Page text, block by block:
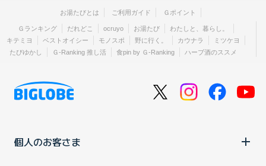
お湯たびとは ご利用ガイド Ｇポイント
Ｇランキング だれどこ ocruyo お湯たび
わたしと、暮らし。
キテミヨ
ベストオイシー モノスポ 野に行く。 カウナラ
ミツケヨ
たびゆかし
Ｇ-Ranking 推し活 食pin by Ｇ-Ranking ハーブ酒のススメ
個人のお客さま